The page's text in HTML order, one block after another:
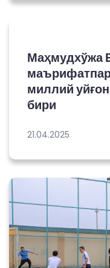
Маҳмудхўжа
миллий
бири
21.04.2025